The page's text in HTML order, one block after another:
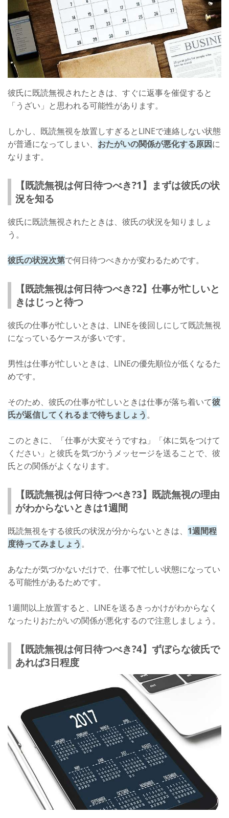
彼氏に既読無視されたときは、すぐに返事を催促すると
「うざい」と思われる可能性があります。
しかし、既読無視を放置しすぎるとLINEで連絡しない状態
が普通になってしまい、 おたがいの関係が悪化する原因に
なります。
【既読無視は何日待つべき?1】まずは彼氏の状
況を知る
彼氏に既読無視されたときは、彼氏の状況を知りましょ
う。
彼氏の状況次第で何日待つべきかが変わるためです。
【既読無視は何日待つべき?2】仕事が忙しいと
きはじっと待つ
彼氏の仕事が忙しいときは、LINEを後回しにして既読無視
になっているケースが多いです。
男性は仕事が忙しいときは、LINEの優先順位が低くなるた
めです。
そのため、彼氏の仕事が忙しいときは仕事が落ち着いて彼
氏が返信してくれるまで待ちましょう。
このときに、「仕事が大変そうですね」「体に気をつけて
ください」と彼氏を気づかうメッセージを送ることで、彼
氏との関係がよくなります。
【既読無視は何日待つべき?3】既読無視の理由
がわからないときは1週間
既読無視をする彼氏の状況が分からないときは、 1週間程
度待ってみましょう。
あなたが気づかないだけで、仕事で忙しい状態になってい
る可能性があるためです。
1週間以上放置すると、LINEを送るきっかけがわからなく
なったりおたがいの関係が悪化するので注意しましょう。
【既読無視は何日待つべき?4】ずぼらな彼氏で
あれば3日程度